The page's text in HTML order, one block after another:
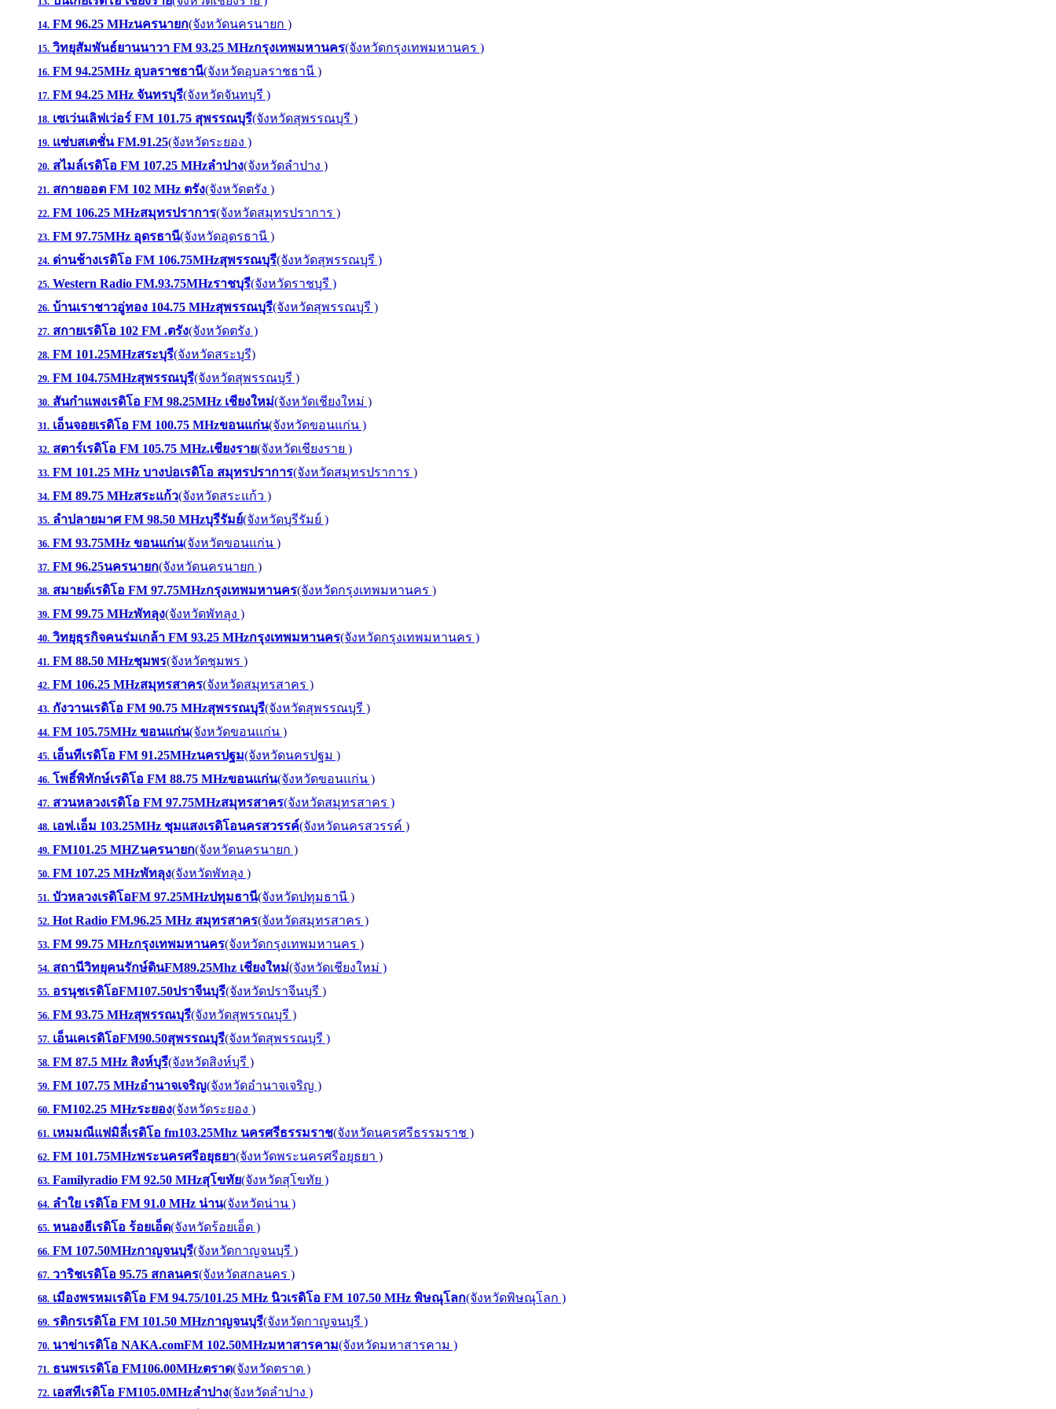
14. FM 96.25 MHzนครนายก(จังหวัดนครนายก )
15. วิทยุสัมพันธ์ยานนาวา FM 93.25 MHzกรุงเทพมหานคร(จังหวัดกรุงเทพมหานคร )
16. FM 94.25MHz อุบลราชธานี(จังหวัดอุบลราชธานี )
17. FM 94.25 MHz จันทรบุรี(จังหวัดจันทบุรี )
18. เซเว่นเลิฟเว่อร์ FM 101.75 สุพรรณบุรี(จังหวัดสุพรรณบุรี )
19. เเซ่บสเตชั่น FM.91.25(จังหวัดระยอง )
20. สไมล์เรดิโอ FM 107.25 MHzลำปาง(จังหวัดลำปาง )
21. สกายออต FM 102 MHz ตรัง(จังหวัดตรัง )
22. FM 106.25 MHzสมุทรปราการ(จังหวัดสมุทรปราการ )
23. FM 97.75MHz อุดรธานี(จังหวัดอุดรธานี )
24. ด่านช้างเรดิโอ FM 106.75MHzสุพรรณบุรี(จังหวัดสุพรรณบุรี )
25. Western Radio FM.93.75MHzราชบุรี(จังหวัดราชบุรี )
26. บ้านเราชาวอู่ทอง 104.75 MHzสุพรรณบุรี(จังหวัดสุพรรณบุรี )
27. สกายเรดิโอ 102 FM .ตรัง(จังหวัดตรัง )
28. FM 101.25MHzสระบุรี(จังหวัดสระบุรี)
29. FM 104.75MHzสุพรรณบุรี(จังหวัดสุพรรณบุรี )
30. สันกำแพงเรดิโอ FM 98.25MHz เชียงใหม่(จังหวัดเชียงใหม่ )
31. เอ็นจอยเรดิโอ FM 100.75 MHzขอนแก่น(จังหวัดขอนแก่น )
32. สตาร์เรดิโอ FM 105.75 MHz.เชียงราย(จังหวัดเชียงราย )
33. FM 101.25 MHz บางบ่อเรดิโอ สมุทรปราการ(จังหวัดสมุทรปราการ )
34. FM 89.75 MHzสระแก้ว(จังหวัดสระแก้ว )
35. ลำปลายมาศ FM 98.50 MHzบุรีรัมย์(จังหวัดบุรีรัมย์ )
36. FM 93.75MHz ขอนแก่น(จังหวัดขอนแก่น )
37. FM 96.25นครนายก(จังหวัดนครนายก )
38. สมายด์เรดิโอ FM 97.75MHzกรุงเทพมหานคร(จังหวัดกรุงเทพมหานคร )
39. FM 99.75 MHzพัทลุง(จังหวัดพัทลุง )
40. วิทยุธุรกิจคนร่มเกล้า FM 93.25 MHzกรุงเทพมหานคร(จังหวัดกรุงเทพมหานคร )
41. FM 88.50 MHzชุมพร(จังหวัดชุมพร )
42. FM 106.25 MHzสมุทรสาคร(จังหวัดสมุทรสาคร )
43. กังวานเรดิโอ FM 90.75 MHzสุพรรณบุรี(จังหวัดสุพรรณบุรี )
44. FM 105.75MHz ขอนแก่น(จังหวัดขอนแก่น )
45. เอ็นทีเรดิโอ FM 91.25MHzนครปฐม(จังหวัดนครปฐม )
46. โพธิ์พิทักษ์เรดิโอ FM 88.75 MHzขอนแก่น(จังหวัดขอนแก่น )
47. สวนหลวงเรดิโอ FM 97.75MHzสมุทรสาคร(จังหวัดสมุทรสาคร )
48. เอฟ.เอ็ม 103.25MHz ชุมแสงเรดิโอนครสวรรค์(จังหวัดนครสวรรค์ )
49. FM101.25 MHZนครนายก(จังหวัดนครนายก )
50. FM 107.25 MHzพัทลุง(จังหวัดพัทลุง )
51. บัวหลวงเรดิโอFM 97.25MHzปทุมธานี(จังหวัดปทุมธานี )
52. Hot Radio FM.96.25 MHz สมุทรสาคร(จังหวัดสมุทรสาคร )
53. FM 99.75 MHzกรุงเทพมหานคร(จังหวัดกรุงเทพมหานคร )
54. สถานีวิทยุคนรักษ์ดินFM89.25Mhz เชียงใหม่(จังหวัดเชียงใหม่ )
55. อรนุชเรดิโอFM107.50ปราจีนบุรี(จังหวัดปราจีนบุรี )
56. FM 93.75 MHzสุพรรณบุรี(จังหวัดสุพรรณบุรี )
57. เอ็นเคเรดิโอFM90.50สุพรรณบุรี(จังหวัดสุพรรณบุรี )
58. FM 87.5 MHz สิงห์บุรี(จังหวัดสิงห์บุรี )
59. FM 107.75 MHzอำนาจเจริญ(จังหวัดอำนาจเจริญ )
60. FM102.25 MHzระยอง(จังหวัดระยอง )
61. เหมมณีแฟมิลี่เรดิโอ fm103.25Mhz นครศรีธรรมราช(จังหวัดนครศรีธรรมราช )
62. FM 101.75MHzพระนครศรีอยุธยา(จังหวัดพระนครศรีอยุธยา )
63. Familyradio FM 92.50 MHzสุโขทัย(จังหวัดสุโขทัย )
64. ลำใย เรดิโอ FM 91.0 MHz น่าน(จังหวัดน่าน )
65. หนองฮีเรดิโอ ร้อยเอ็ด(จังหวัดร้อยเอ็ด )
66. FM 107.50MHzกาญจนบุรี(จังหวัดกาญจนบุรี )
67. วาริชเรดิโอ 95.75 สกลนคร(จังหวัดสกลนคร )
68. เมืองพรหมเรดิโอ FM 94.75/101.25 MHz นิวเรดิโอ FM 107.50 MHz พิษณุโลก(จังหวัดพิษณุโลก )
69. รติกรเรดิโอ FM 101.50 MHzกาญจนบุรี(จังหวัดกาญจนบุรี )
70. นาข่าเรดิโอ NAKA.comFM 102.50MHzมหาสารคาม(จังหวัดมหาสารคาม )
71. ธนพรเรดิโอ FM106.00MHzตราด(จังหวัดตราด )
72. เอสทีเรดิโอ FM105.0MHzลำปาง(จังหวัดลำปาง )